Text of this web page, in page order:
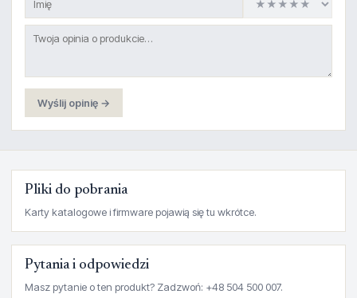
Wyślij opinię →
Pliki do pobrania
Karty katalogowe i firmware pojawią się tu wkrótce.
Pytania i odpowiedzi
Masz pytanie o ten produkt? Zadzwoń: +48 504 500 007.